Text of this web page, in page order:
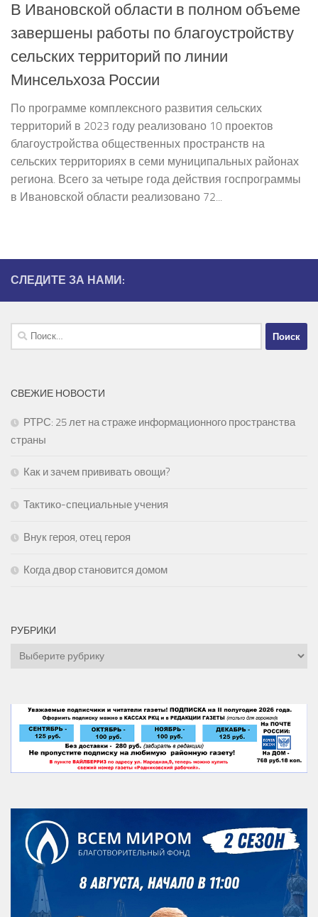
В Ивановской области в полном объеме
завершены работы по благоустройству
сельских территорий по линии
Минсельхоза России
По программе комплексного развития сельских
территорий в 2023 году реализовано 10 проектов
благоустройства общественных пространств на
сельских территориях в семи муниципальных районах
региона. Всего за четыре года действия госпрограммы
в Ивановской области реализовано 72...
СЛЕДИТЕ ЗА НАМИ:
Найти:
СВЕЖИЕ НОВОСТИ
РТРС: 25 лет на страже информационного пространства
страны
Как и зачем прививать овощи?
Тактико-специальные учения
Внук героя, отец героя
Когда двор становится домом
РУБРИКИ
Рубрики